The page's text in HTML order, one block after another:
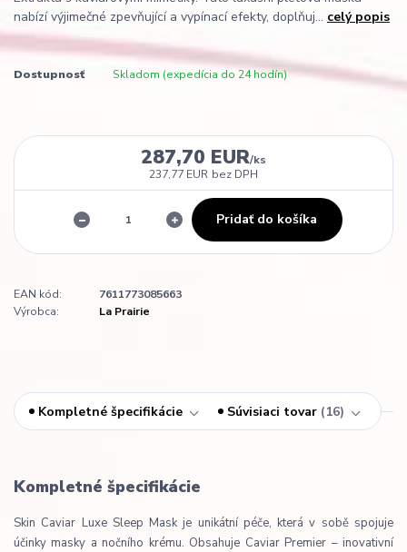
nabízí výjimečné zpevňující a vypínací efekty, doplňuj... celý popis
Dostupnosť Skladom (expedícia do 24 hodín)
287,70 EUR/ks
237,77 EUR bez DPH
Pridať do košíka
EAN kód:
7611773085663
Výrobca:
La Prairie
Kompletné špecifikácie Súvisiaci tovar 16
Kompletné špecifikácie
Skin Caviar Luxe Sleep Mask je unikátní péče, která v sobě spojuje
účinky masky a nočního krému. Obsahuje Caviar Premier – inovativní